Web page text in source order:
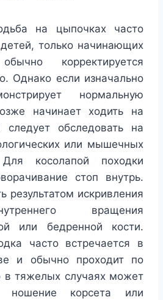
на цыпочках часто
только начинающих
корректируется
Однако если изначально
нормальную
начинает ходить на
следует обследовать на
или мышечных
Для косолапой походки
стоп внутрь.
результатом искривления
вращения
или бедренной кости.
часто встречается в
и обычно проходит по
в тяжелых случаях может
ношение корсета или